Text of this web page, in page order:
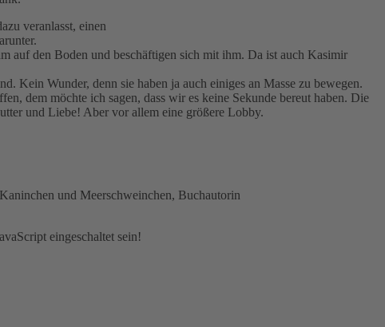
veranlasst, einen
auf den Boden und beschäftigen sich mit ihm. Da ist auch Kasimir
Kein Wunder, denn sie haben ja auch einiges an Masse zu bewegen.
dem möchte ich sagen, dass wir es keine Sekunde bereut haben. Die
und Liebe! Aber vor allem eine größere Lobby.
und Meerschweinchen, Buchautorin
eingeschaltet sein!